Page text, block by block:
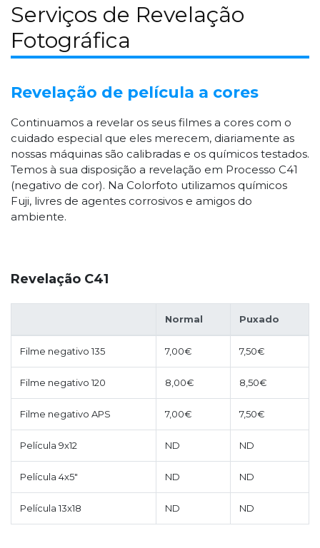
Serviços de Revelação
Fotográfica
Revelação de película a cores
Continuamos a revelar os seus filmes a cores com o
cuidado especial que eles merecem, diariamente as
nossas máquinas são calibradas e os químicos testados.
Temos à sua disposição a revelação em Processo C41
(negativo de cor). Na Colorfoto utilizamos químicos
Fuji, livres de agentes corrosivos e amigos do
ambiente.
Revelação C41
Normal Puxado
Filme negativo 135 7,00€ 7,50€
Filme negativo 120 8,00€ 8,50€
Filme negativo APS 7,00€ 7,50€
Película 9x12 ND ND
Película 4x5" ND ND
Película 13x18 ND ND